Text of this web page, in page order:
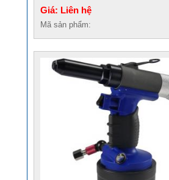
Giá: Liên hệ
Mã sản phẩm: